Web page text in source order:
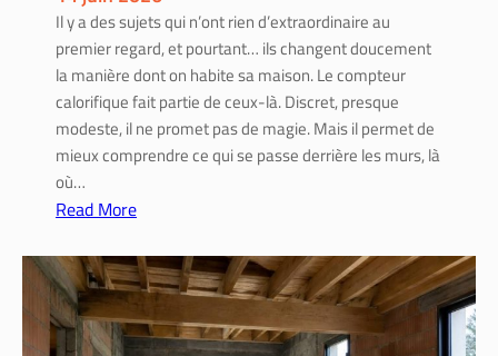
g
e
e
t
r
é
o
a
t
i
o
Il y a des sujets qui n’ont rien d’extraordinaire au
premier regard, et pourtant… ils changent doucement
la manière dont on habite sa maison. Le compteur
calorifique fait partie de ceux-là. Discret, presque
modeste, il ne promet pas de magie. Mais il permet de
mieux comprendre ce qui se passe derrière les murs, là
où…
Read More
C
o
m
p